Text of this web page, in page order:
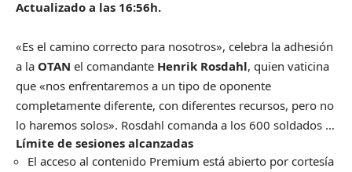
Actualizado a las 16:56h.
«Es el camino correcto para nosotros», celebra la adhesión
a la OTAN el comandante Henrik Rosdahl, quien vaticina
que «nos enfrentaremos a un tipo de oponente
completamente diferente, con diferentes recursos, pero no
lo haremos solos». Rosdahl comanda a los 600 soldados …
Límite de sesiones alcanzadas
El acceso al contenido Premium está abierto por cortesía